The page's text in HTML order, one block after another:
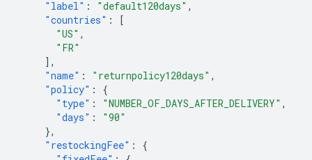
"label" : "default120days" ,
"countries" :
[
"US" ,
"FR"
],
"name" : "returnpolicy120days" ,
"policy" :
{
"type" : "NUMBER_OF_DAYS_AFTER_DELIVERY" ,
"days" :
"90"
},
"restockingFee" :
{